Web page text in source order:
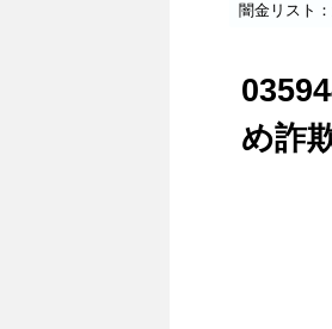
闇金リスト
め詐